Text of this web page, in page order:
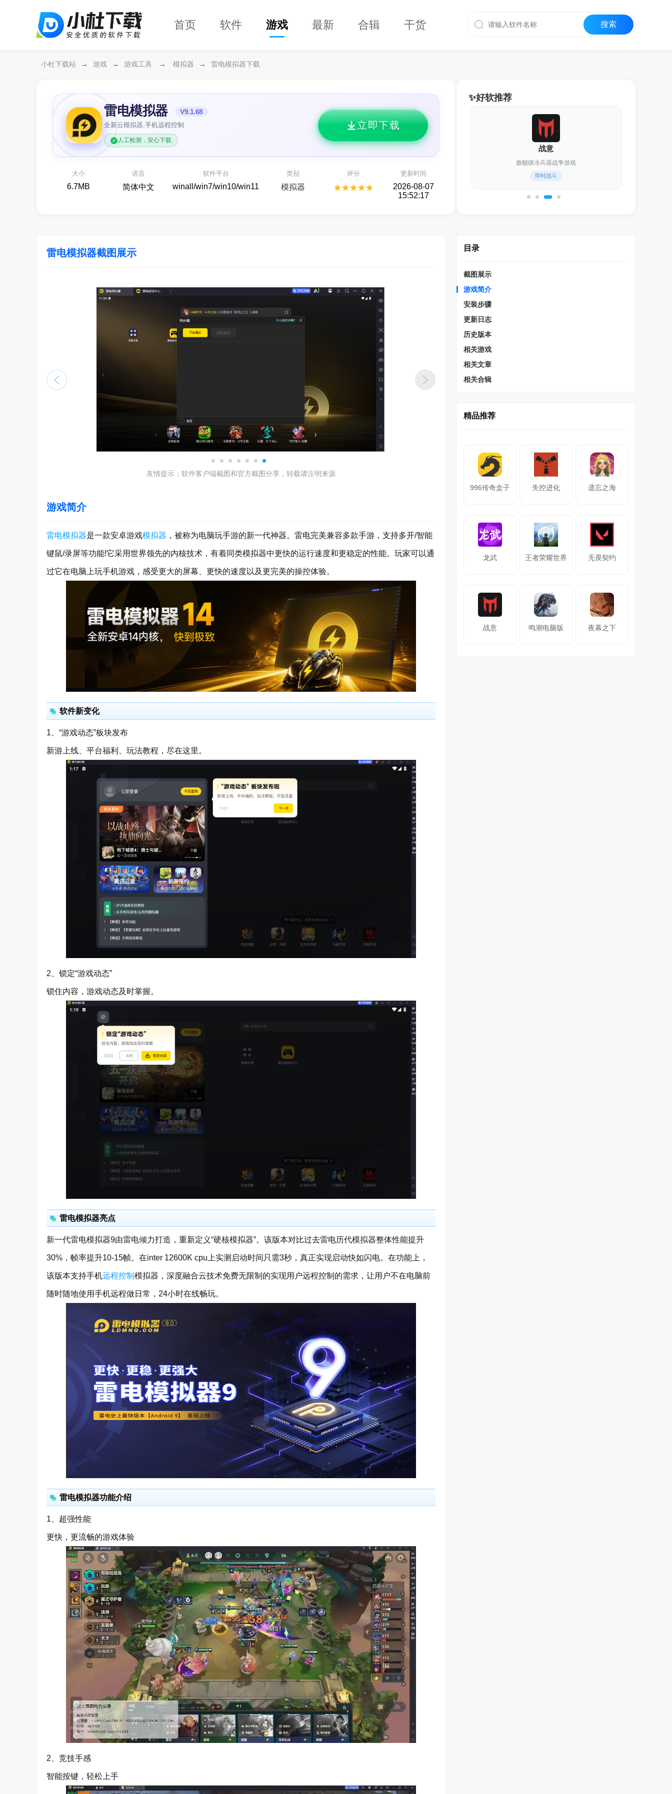
首页 软件 游戏 最新 合辑 干货
小杜下载站 → 游戏 → 游戏工具 → 模拟器 → 雷电模拟器下载
雷电模拟器 V9.1.68
全新云模拟器,手机远程控制
人工检测，安心下载
立即下载
大小
6.7MB
语言
简体中文
软件平台
winall/win7/win10/win11
类别
模拟器
评分 更新时间
2026-08-07
15:52:17
✨好软推荐
游戏平台 射击游戏
战意
即时战斗
夜幕之下
燥候BOSS,等你开砰！
即时战斗
雷电模拟器截图展示
友情提示：软件客户端截图和官方截图分享，转载请注明来源
游戏简介
雷电模拟器是一款安卓游戏模拟器 ，被称为电脑玩手游的新一代神器。雷电完美兼容多款手游，支持多开/智能
键鼠/录屏等功能!它采用世界领先的内核技术，有着同类模拟器中更快的运行速度和更稳定的性能。玩家可以通
过它在电脑上玩手机游戏，感受更大的屏幕、更快的速度以及更完美的操控体验。
软件新变化
1、“游戏动态”板块发布
新游上线、平台福利、玩法教程，尽在这里。
2、锁定“游戏动态”
锁住内容，游戏动态及时掌握。
雷电模拟器亮点
新一代雷电模拟器9由雷电倾力打造，重新定义“硬核模拟器”。该版本对比过去雷电历代模拟器整体性能提升
30%，帧率提升10-15帧。在inter 12600K cpu上实测启动时间只需3秒，真正实现启动快如闪电。在功能上，
该版本支持手机远程控制 模拟器，深度融合云技术免费无限制的实现用户远程控制的需求，让用户不在电脑前
随时随地使用手机远程做日常，24小时在线畅玩。
雷电模拟器功能介绍
1、超强性能
更快，更流畅的游戏体验
2、竞技手感
智能按键，轻松上手
目录
截图展示
游戏简介
安装步骤
更新日志
历史版本
相关游戏
相关文章
相关合辑
精品推荐
996传奇盒子 失控进化 遗忘之海
龙武 王者荣耀世界 无畏契约
战意 鸣潮电脑版 夜幕之下